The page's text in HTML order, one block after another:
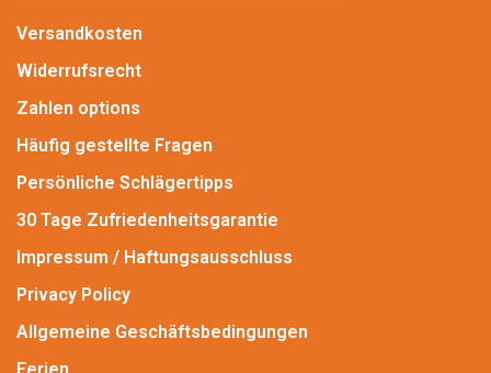
Versandkosten
Widerrufsrecht
Zahlen options
Häufig gestellte Fragen
Persönliche Schlägertipps
30 Tage Zufriedenheitsgarantie
Impressum / Haftungsausschluss
Privacy Policy
Allgemeine Geschäftsbedingungen